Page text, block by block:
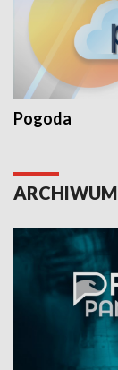
Pogoda
ARCHIWUM